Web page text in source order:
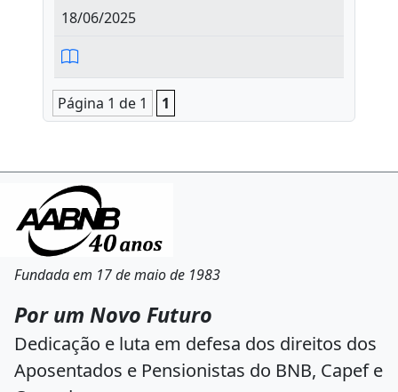
18/06/2025
Página 1 de 1 1
Fundada em 17 de maio de 1983
Por um Novo Futuro
Dedicação e luta em defesa dos direitos dos
Aposentados e Pensionistas do BNB, Capef e